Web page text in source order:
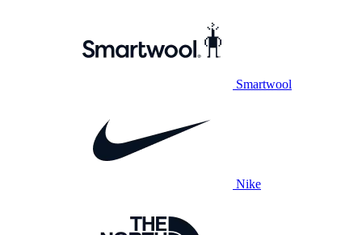
Smartwool
Nike